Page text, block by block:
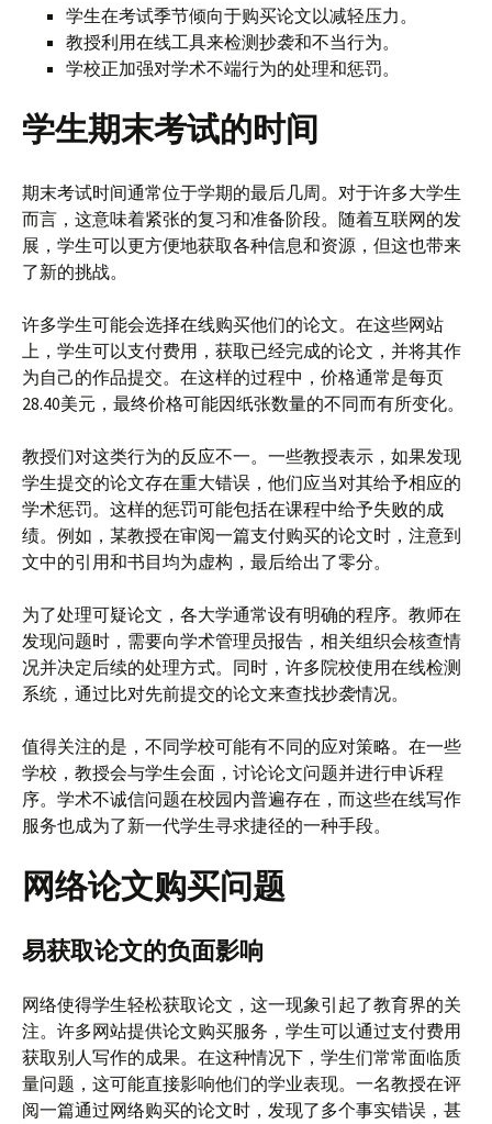
学生在考试季节倾向于购买论文以减轻压力。
教授利用在线工具来检测抄袭和不当行为。
学校正加强对学术不端行为的处理和惩罚。
学生期末考试的时间
期末考试时间通常位于学期的最后几周。对于许多大学生
而言，这意味着紧张的复习和准备阶段。随着互联网的发
展，学生可以更方便地获取各种信息和资源，但这也带来
了新的挑战。
许多学生可能会选择在线购买他们的论文。在这些网站
上，学生可以支付费用，获取已经完成的论文，并将其作
为自己的作品提交。在这样的过程中，价格通常是每页
28.40美元，最终价格可能因纸张数量的不同而有所变化。
教授们对这类行为的反应不一。一些教授表示，如果发现
学生提交的论文存在重大错误，他们应当对其给予相应的
学术惩罚。这样的惩罚可能包括在课程中给予失败的成
绩。例如，某教授在审阅一篇支付购买的论文时，注意到
文中的引用和书目均为虚构，最后给出了零分。
为了处理可疑论文，各大学通常设有明确的程序。教师在
发现问题时，需要向学术管理员报告，相关组织会核查情
况并决定后续的处理方式。同时，许多院校使用在线检测
系统，通过比对先前提交的论文来查找抄袭情况。
值得关注的是，不同学校可能有不同的应对策略。在一些
学校，教授会与学生会面，讨论论文问题并进行申诉程
序。学术不诚信问题在校园内普遍存在，而这些在线写作
服务也成为了新一代学生寻求捷径的一种手段。
网络论文购买问题
易获取论文的负面影响
网络使得学生轻松获取论文，这一现象引起了教育界的关
注。许多网站提供论文购买服务，学生可以通过支付费用
获取别人写作的成果。在这种情况下，学生们常常面临质
量问题，这可能直接影响他们的学业表现。一名教授在评
阅一篇通过网络购买的论文时，发现了多个事实错误，甚